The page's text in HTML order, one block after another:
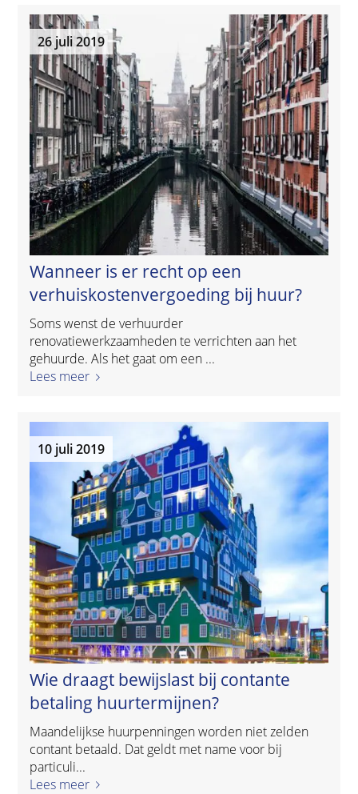
Wanneer is er recht op een
verhuiskostenvergoeding bij huur?
26 juli 2019
Soms wenst de verhuurder
renovatiewerkzaamheden te verrichten aan het
gehuurde. Als het gaat om een ...
Lees meer
Wie draagt bewijslast bij contante
betaling huurtermijnen?
10 juli 2019
Maandelijkse huurpenningen worden niet zelden
contant betaald. Dat geldt met name voor bij
particuli...
Lees meer